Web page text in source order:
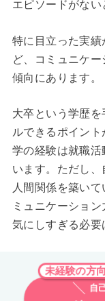
エピソードがない
特に目立った実
ど、コミュニケ
傾向にあります。
大卒という学歴
ルできるポイン
学の経験は就職
います。ただし
人間関係を築い
ミュニケーショ
気にしすぎる必要
未経験の方
自